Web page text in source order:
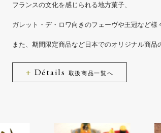
フランスの文化を感じられる地方菓子、
ガレット・デ・ロワ向きのフェーヴや王冠など様
また、期間限定商品など日本でのオリジナル商品
Détails 取扱商品一覧へ